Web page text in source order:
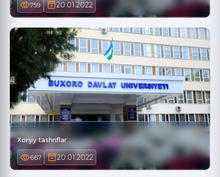
759 20.01.2022
Xorijiy tashriflar
667 20.01.2022